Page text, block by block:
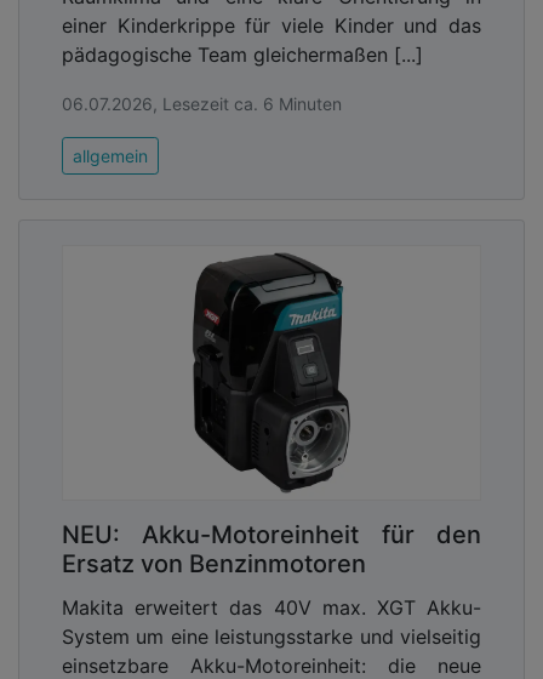
einer Kinderkrippe für viele Kinder und das
pädagogische Team gleichermaßen [...]
06.07.2026, Lesezeit ca. 6 Minuten
allgemein
NEU: Akku-Motoreinheit für den
Ersatz von Benzinmotoren
Makita erweitert das 40V max. XGT Akku-
System um eine leistungsstarke und vielseitig
einsetzbare Akku-Motoreinheit: die neue